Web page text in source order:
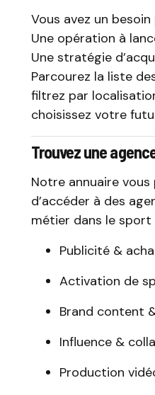
Vous avez un
Une opération à
Une stratégie
Parcourez la liste
filtrez par
choisissez votre
Trouvez une
Notre annuaire
d’accéder à des
métier dans le sport
Publicité &
Activation de
Brand content
Influence &
Production